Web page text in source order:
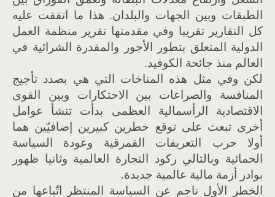
الطبقات وبين الجهات والبلدان. هذا ما اتفقت عليه
كل التقارير تقريبا وفي مقدمتها تقرير منظمة العمل
الدولية المتعلق بتطور الأجور والمقدرة الشرائية في
العالم منذ جائحة الكوفيد.
لكن وفي مثل هذه المناخات التي هي بصدد تأجيج
المنافسة والصراعات بين الاحتكارات وبين القوى
الاقتصادية الرأسمالية العظمى بدأت تنشأ عوامل
أخرى تبعث على توقع خطرين كبيرين إضافيّين هما
أولا حرب التعريفات القمرقية وعودة السياسة
الحمائية وبالتالي ركود التجارة العالمية وثانيا ظهور
بوادر أزمة مالية عالمية جديدة.
الخطر الأول ناجم عن السياسة المنتظر اتّباعها من